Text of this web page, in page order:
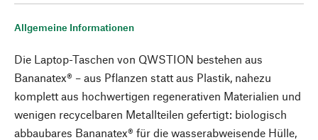
Allgemeine Informationen
Die Laptop-Taschen von QWSTION bestehen aus
Bananatex® – aus Pflanzen statt aus Plastik, nahezu
komplett aus hochwertigen regenerativen Materialien und
wenigen recycelbaren Metallteilen gefertigt: biologisch
abbaubares Bananatex® für die wasserabweisende Hülle,